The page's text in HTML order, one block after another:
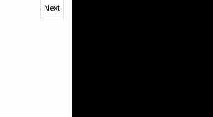
Next